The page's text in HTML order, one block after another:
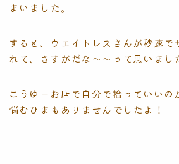
まいました。
すると、ウエイトレスさんが秒速で
れて、さすがだな〜〜って思いまし
こうゆーお店で自分で拾っていいの
悩むひまもありませんでしたよ！